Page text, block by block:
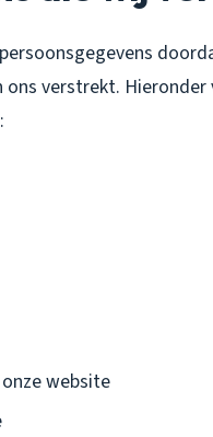
verstrekt.
website